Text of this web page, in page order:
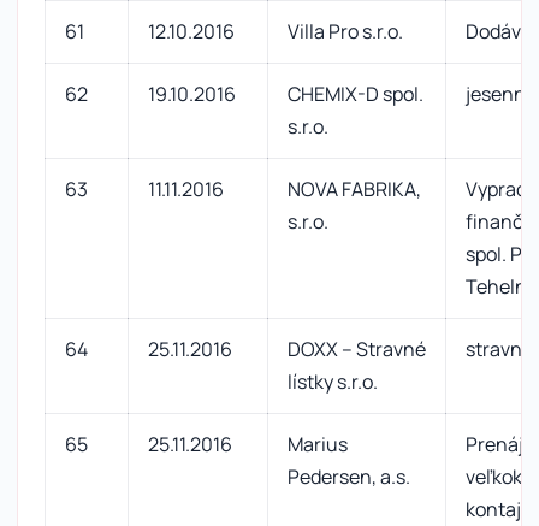
61 12.10.2016 Villa Pro s.r.o.
62 19.10.2016
CHEMIX-D spol.
s.r.o.
63 11.11.2016
NOVA FABRIKA,
s.r.o.
spol.
Tehelná
64 25.11.2016
DOXX – Stravné
lístky s.r.o.
stravné
65 25.11.2016
Marius
Pedersen, a.s.